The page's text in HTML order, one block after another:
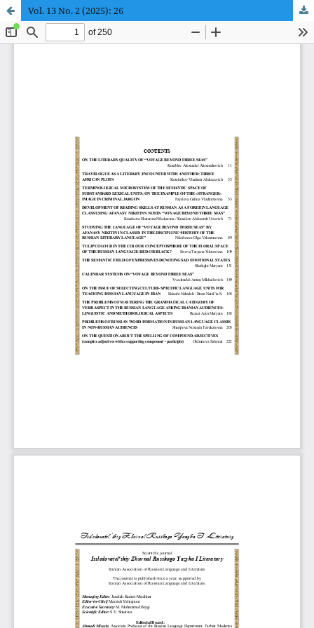
Vol. 13 No. 2 (2025): 26